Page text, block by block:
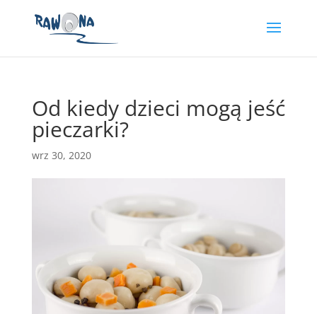
Od kiedy dzieci mogą jeść
pieczarki?
wrz 30, 2020